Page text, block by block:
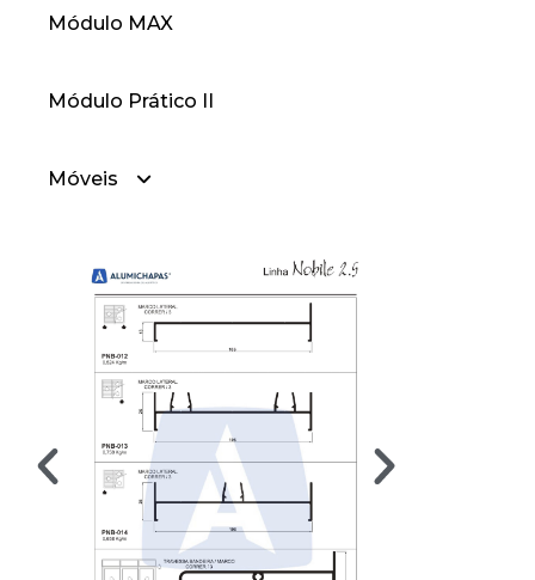
— Linha 25 90 Graus
— Linha 42
— Linha 30
Módulo MAX
Módulo Prático II
Móveis
— Móveis Cabideiros
— Móveis Divisores
— Móveis Portas
— Móveis Portas 90 Graus
— Móveis Puxadores